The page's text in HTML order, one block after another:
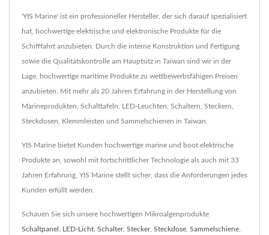
'YIS Marine' ist ein professioneller Hersteller, der sich darauf spezialisiert
hat, hochwertige elektrische und elektronische Produkte für die
Schifffahrt anzubieten. Durch die interne Konstruktion und Fertigung
sowie die Qualitätskontrolle am Hauptsitz in Taiwan sind wir in der
Lage, hochwertige maritime Produkte zu wettbewerbsfähigen Preisen
anzubieten. Mit mehr als 20 Jahren Erfahrung in der Herstellung von
Marineprodukten, Schalttafeln, LED-Leuchten, Schaltern, Steckern,
Steckdosen, Klemmleisten und Sammelschienen in Taiwan.
YIS Marine bietet Kunden hochwertige marine und boot elektrische
Produkte an, sowohl mit fortschrittlicher Technologie als auch mit 33
Jahren Erfahrung, YIS Marine stellt sicher, dass die Anforderungen jedes
Kunden erfüllt werden.
Schauen Sie sich unsere hochwertigen Mikroalgenprodukte
Schaltpanel LED-Licht Schalter, Stecker, Steckdose Sammelschiene